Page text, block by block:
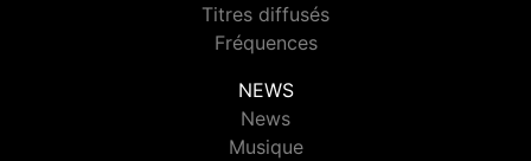
Titres diffusés
Fréquences
NEWS
News
Musique